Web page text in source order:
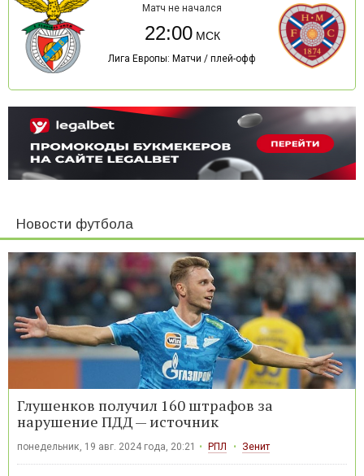
Матч не начался
22:00
Лига Европы: Матчи / плей-офф
Новости футбола
Глушенков получил 160 штрафов за
нарушение ПДД — источник
понедельник, 19 авг. 2024 года, 20:21 РПЛ Зенит